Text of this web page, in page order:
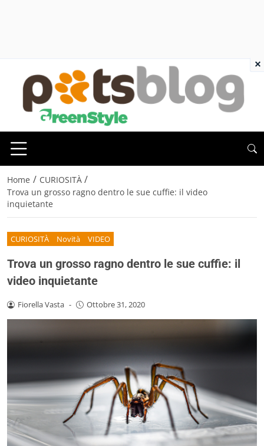
Home / CURIOSITÀ /
Trova un grosso ragno dentro le sue cuffie: il video
inquietante
CURIOSITÀ Novità VIDEO
Trova un grosso ragno dentro le sue cuffie: il
video inquietante
Fiorella Vasta - Ottobre 31, 2020
×